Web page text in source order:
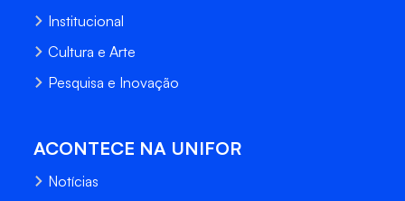
Institucional
Cultura e Arte
Pesquisa e Inovação
ACONTECE NA UNIFOR
Notícias